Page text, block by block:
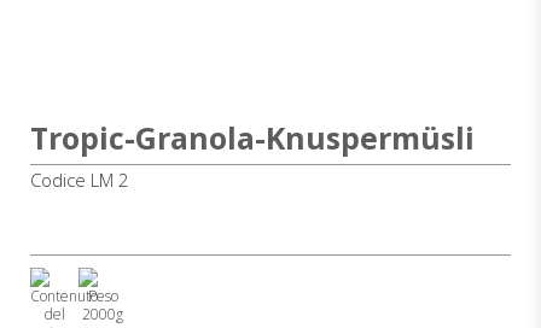
Tropic-Granola-Knuspermüsli
Codice LM 2
2000g